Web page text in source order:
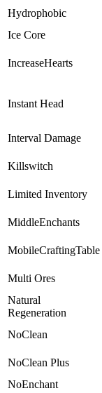
Hydrophobic
Ice Core
IncreaseHearts
Instant Head
Interval Damage
Killswitch
Limited Inventory
MiddleEnchants
MobileCraftingTable
Multi Ores
Natural
Regeneration
NoClean
NoClean Plus
NoEnchant